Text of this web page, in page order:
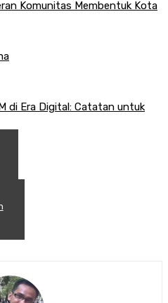
Komunitas Membentuk Kota
di Era Digital: Catatan untuk